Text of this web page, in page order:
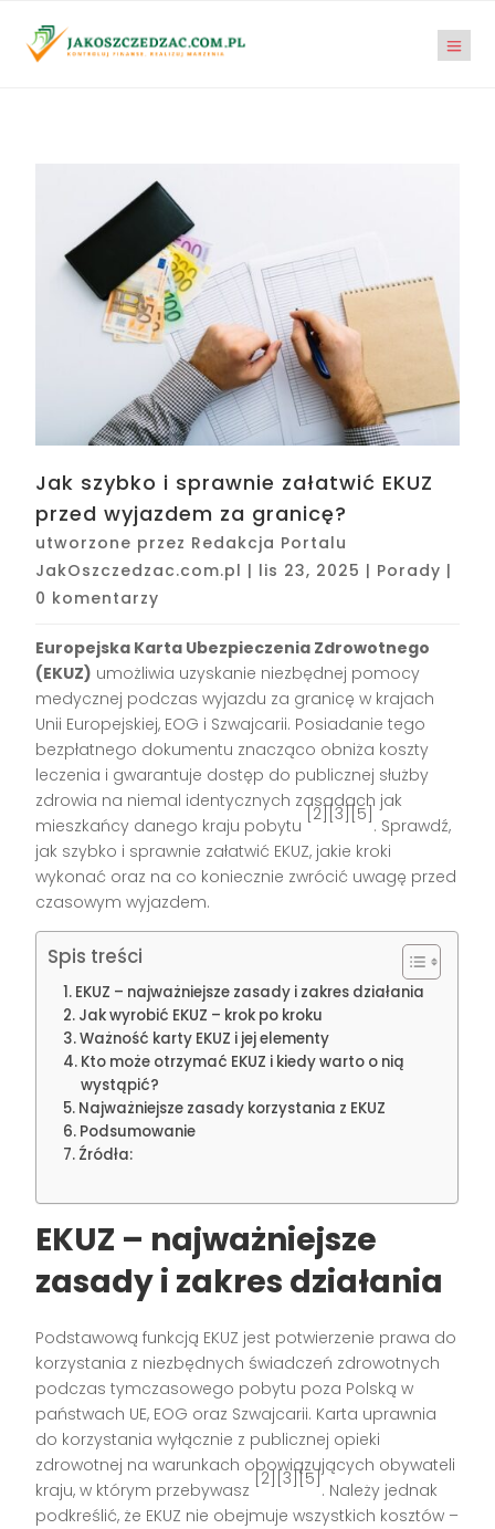
Jak szybko i sprawnie załatwić EKUZ
przed wyjazdem za granicę?
utworzone przez Redakcja Portalu
JakOszczedzac.com.pl | lis 23, 2025 | Porady |
0 komentarzy
Europejska Karta Ubezpieczenia Zdrowotnego
(EKUZ) umożliwia uzyskanie niezbędnej pomocy
medycznej podczas wyjazdu za granicę w krajach
Unii Europejskiej, EOG i Szwajcarii. Posiadanie tego
bezpłatnego dokumentu znacząco obniża koszty
leczenia i gwarantuje dostęp do publicznej służby
zdrowia na niemal identycznych zasadach jak
mieszkańcy danego kraju pobytu
[2][3][5]
. Sprawdź,
jak szybko i sprawnie załatwić EKUZ, jakie kroki
wykonać oraz na co koniecznie zwrócić uwagę przed
czasowym wyjazdem.
Spis treści
EKUZ – najważniejsze zasady i zakres działania
Jak wyrobić EKUZ – krok po kroku
Ważność karty EKUZ i jej elementy
Kto może otrzymać EKUZ i kiedy warto o nią
wystąpić?
Najważniejsze zasady korzystania z EKUZ
Podsumowanie
Źródła:
EKUZ – najważniejsze
zasady i zakres działania
Podstawową funkcją EKUZ jest potwierzenie prawa do
korzystania z niezbędnych świadczeń zdrowotnych
podczas tymczasowego pobytu poza Polską w
państwach UE, EOG oraz Szwajcarii. Karta uprawnia
do korzystania wyłącznie z publicznej opieki
zdrowotnej na warunkach obowiązujących obywateli
kraju, w którym przebywasz
[2][3][5]
. Należy jednak
podkreślić, że EKUZ nie obejmuje wszystkich kosztów –